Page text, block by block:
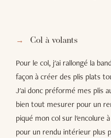
Col à volants
Pour le col, j'ai rallongé la
façon à créer des plis plats
J'ai donc préformé mes plis
bien tout mesurer pour un
piqué mon col sur l'encolure
pour un rendu intérieur plus